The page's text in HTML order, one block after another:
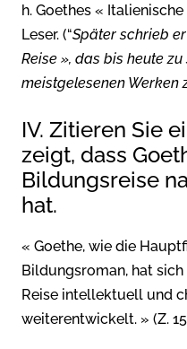
h. Goethes «
Leser. (“Später schrieb
Reise », das bis heute
meistgelesenen Werken
IV. Zitieren Sie
zeigt, dass
Bildungsreise
hat.
« Goethe, wie die
Bildungsroman, hat
Reise intellektuell und
weiterentwickelt. » (Z.